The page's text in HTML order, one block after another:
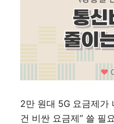
2만 원대 5G 요금제가
건 비싼 요금제” 쓸 필